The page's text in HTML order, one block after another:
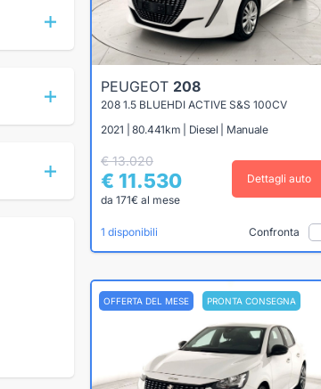
PEUGEOT 208
208 1.5 BLUEHDI ACTIVE S&S 100CV
2021 | 80.441km | Diesel | Manuale
€ 13.020
€ 11.530
da 171€ al mese
Dettagli auto
1 disponibili Confronta
OFFERTA DEL MESE PRONTA CONSEGNA